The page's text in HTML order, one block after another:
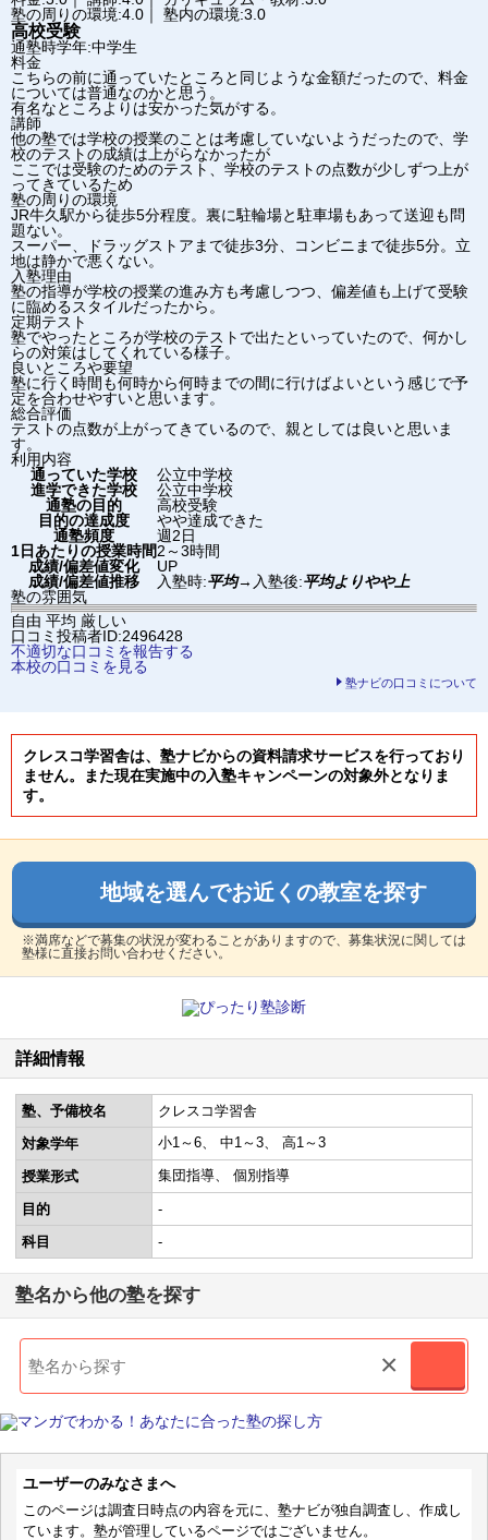
塾の周りの環境:4.0｜ 塾内の環境:3.0
高校受験
通塾時学年:中学生
料金
こちらの前に通っていたところと同じような金額だったので、料金
については普通なのかと思う。
有名なところよりは安かった気がする。
講師
他の塾では学校の授業のことは考慮していないようだったので、学
校のテストの成績は上がらなかったが
ここでは受験のためのテスト、学校のテストの点数が少しずつ上が
ってきているため
塾の周りの環境
JR牛久駅から徒歩5分程度。裏に駐輪場と駐車場もあって送迎も問
題ない。
スーパー、ドラッグストアまで徒歩3分、コンビニまで徒歩5分。立
地は静かで悪くない。
入塾理由
塾の指導が学校の授業の進み方も考慮しつつ、偏差値も上げて受験
に臨めるスタイルだったから。
定期テスト
塾でやったところが学校のテストで出たといっていたので、何かし
らの対策はしてくれている様子。
良いところや要望
塾に行く時間も何時から何時までの間に行けばよいという感じで予
定を合わせやすいと思います。
総合評価
テストの点数が上がってきているので、親としては良いと思いま
す。
利用内容
通っていた学校
公立中学校
進学できた学校
公立中学校
通塾の目的
高校受験
目的の達成度
やや達成できた
通塾頻度
週2日
1日あたりの授業時間2～3時間
成績/偏差値変化
UP
成績/偏差値推移
入塾時:平均→ 入塾後:平均よりやや上
塾の雰囲気
自由 平均 厳しい
口コミ投稿者ID:2496428
不適切な口コミを報告する
本校の口コミを見る
塾ナビの口コミについて
クレスコ学習舎は、塾ナビからの資料請求サービスを行っており
ません。また現在実施中の入塾キャンペーンの対象外となりま
す。
地域を選んでお近くの教室を探す
※満席などで募集の状況が変わることがありますので、募集状況に関しては
塾様に直接お問い合わせください。
詳細情報
塾、予備校名
クレスコ学習舎
対象学年
小1～6 中1～3 高1～3
授業形式 集団指導 個別指導
目的
-
科目
-
塾名から他の塾を探す
×
ユーザーのみなさまへ
このページは調査日時点の内容を元に、塾ナビが独自調査し、作成し
ています。塾が管理しているページではございません。